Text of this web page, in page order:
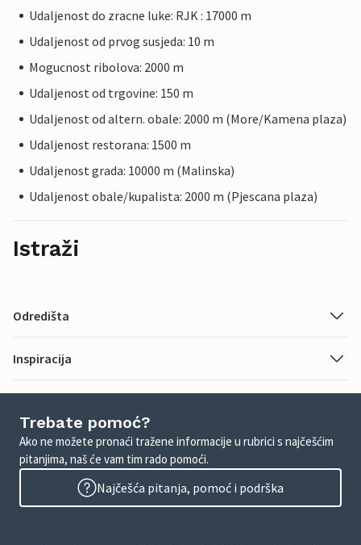
Udaljenost do zracne luke: RJK : 17000 m
Udaljenost od prvog susjeda: 10 m
Mogucnost ribolova: 2000 m
Udaljenost od trgovine: 150 m
Udaljenost od altern. obale: 2000 m (More/Kamena plaza)
Udaljenost restorana: 1500 m
Udaljenost grada: 10000 m (Malinska)
Udaljenost obale/kupalista: 2000 m (Pjescana plaza)
Istraži
Odredišta
Inspiracija
Trebate pomoć?
Ako ne možete pronaći tražene informacije u rubrici s najčešćim
pitanjima, naš će vam tim rado pomoći.
Najčešća pitanja, pomoć i podrška